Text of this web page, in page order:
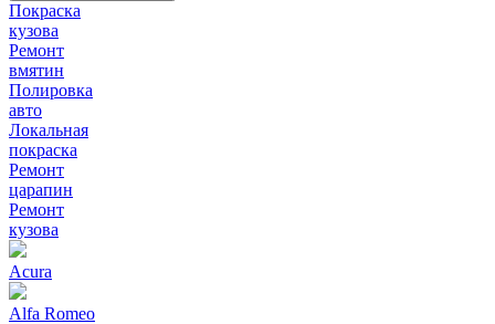
Покраска
кузова
Ремонт
вмятин
Полировка
авто
Локальная
покраска
Ремонт
царапин
Ремонт
кузова
Acura
Alfa Romeo